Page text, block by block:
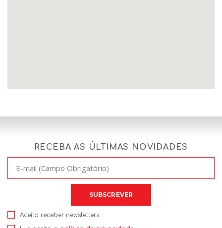
RECEBA AS ÚLTIMAS NOVIDADES
Aceito receber newsletters